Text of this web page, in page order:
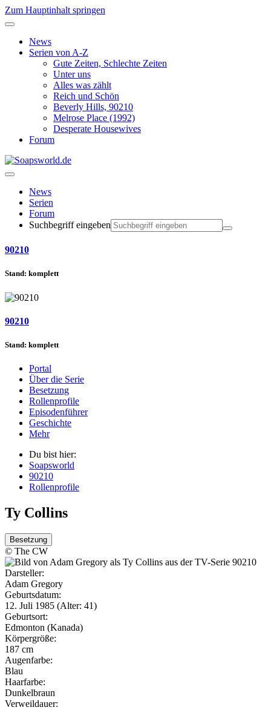
Zum Hauptinhalt springen
News
Serien von A-Z
Gute Zeiten, Schlechte Zeiten
Unter uns
Alles was zählt
Reich und Schön
Beverly Hills, 90210
Melrose Place (1992)
Desperate Housewives
Forum
News
Serien
Forum
Suchbegriff eingeben
90210
Stand: komplett
90210
Stand: komplett
Portal
Über die Serie
Besetzung
Rollenprofile
Episodenführer
Geschichte
Mehr
Du bist hier:
Soapsworld
90210
Rollenprofile
Ty Collins
Besetzung
© The CW
Darsteller:
Adam Gregory
Geburtsdatum:
12. Juli 1985 (Alter: 41)
Geburtsort:
Edmonton (Kanada)
Körpergröße:
187 cm
Augenfarbe:
Blau
Haarfarbe:
Dunkelbraun
Verweildauer: